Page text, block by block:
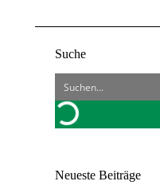
Suche
Neueste Beiträge